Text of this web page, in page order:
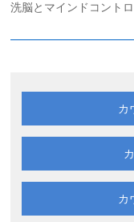
洗脳とマインドコント
カ
カ